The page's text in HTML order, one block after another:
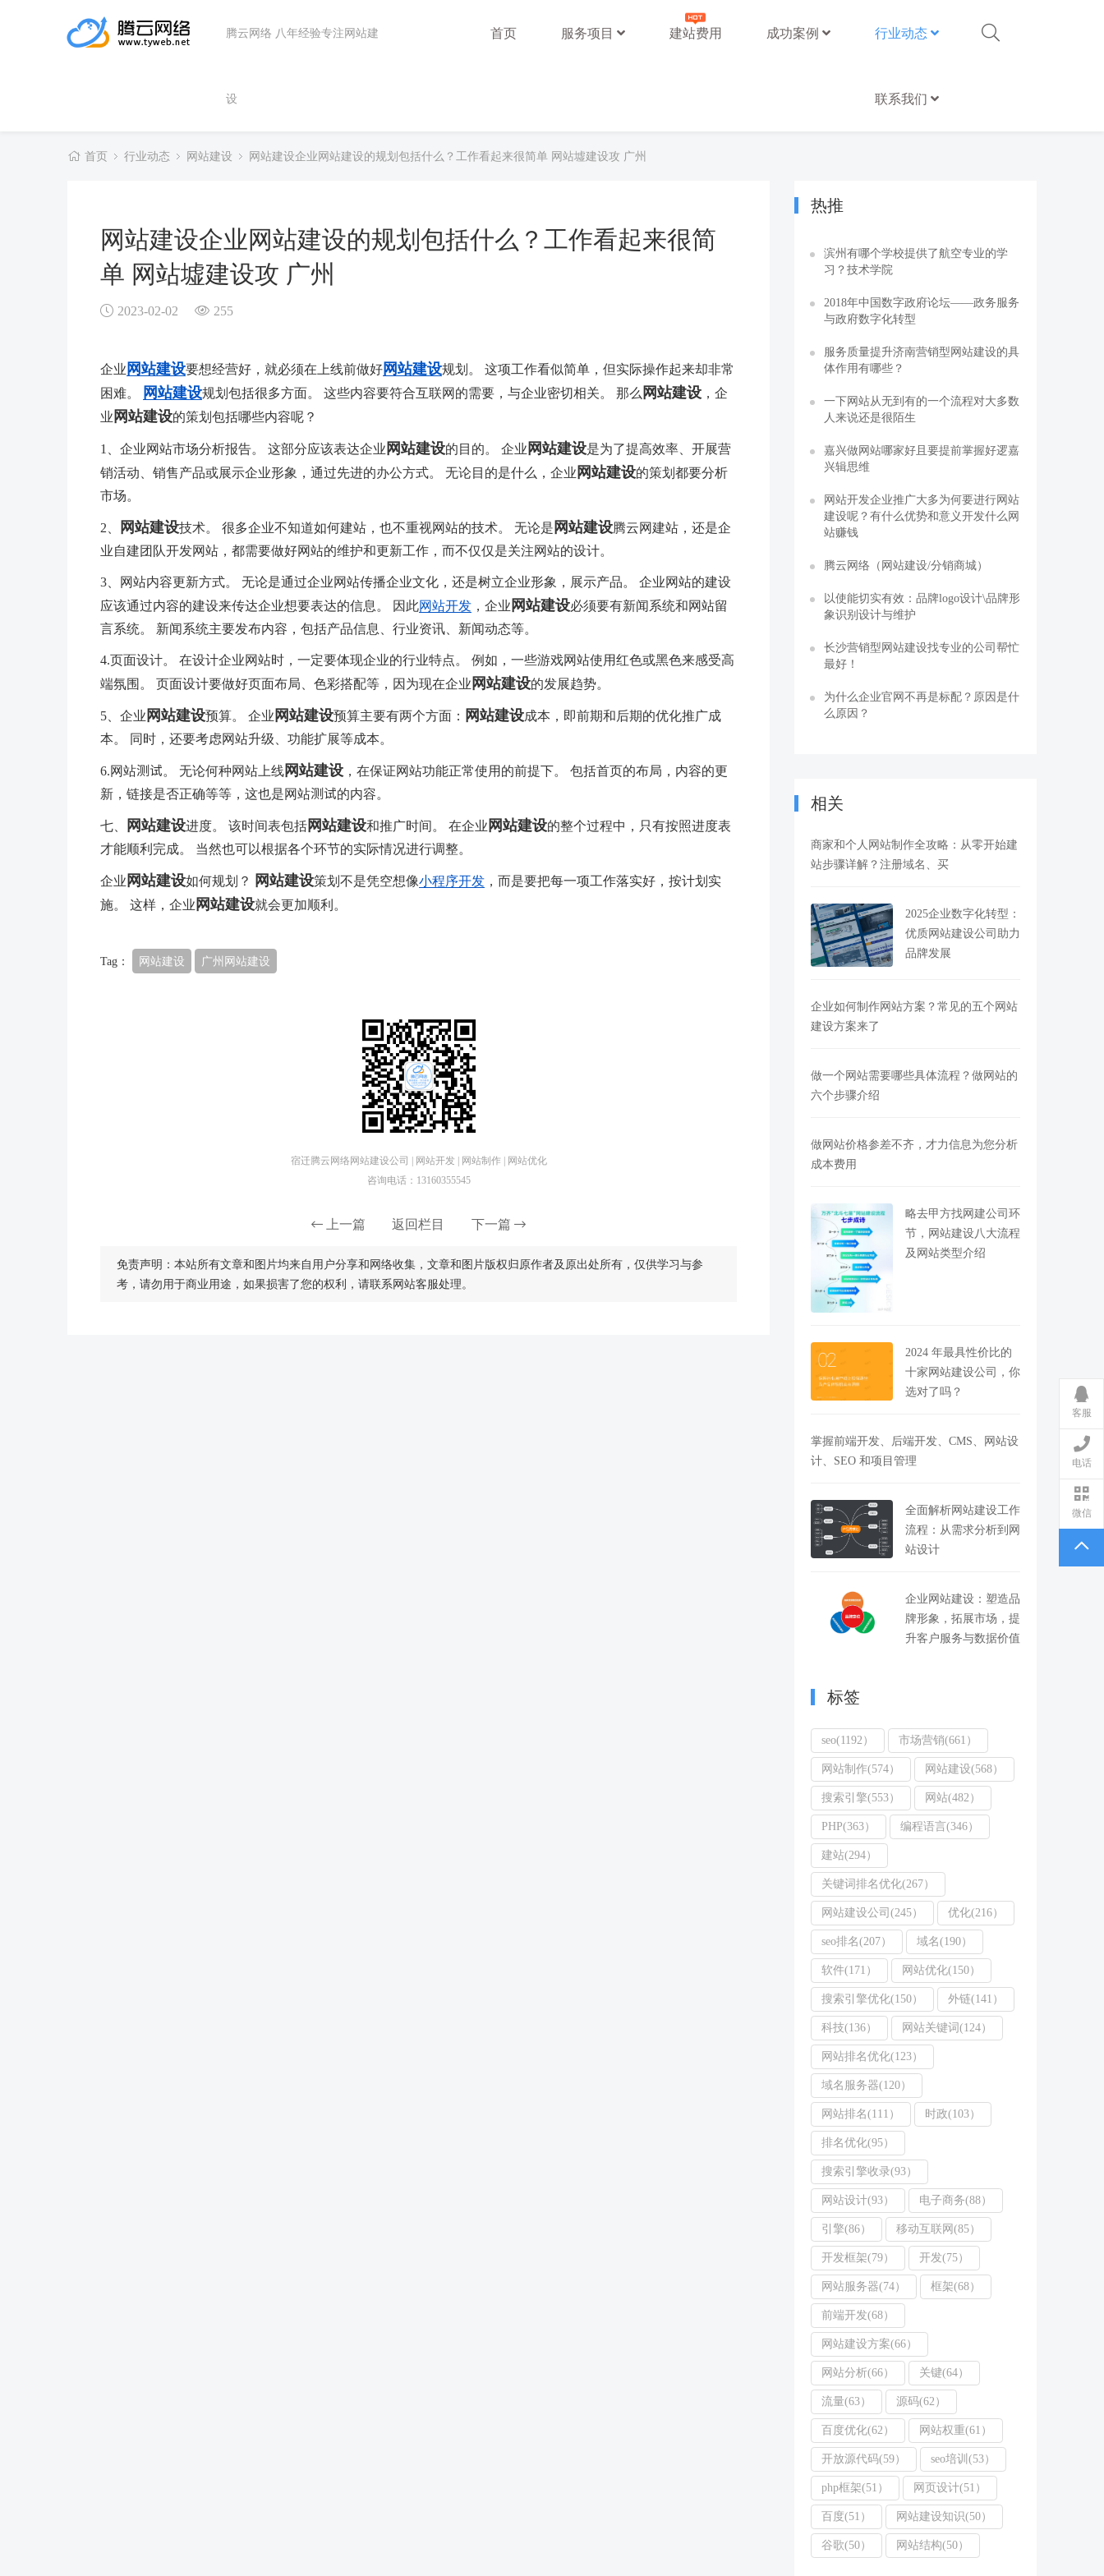
腾云网络 八年经验专注网站建
设
首页 服务项目 建站费用 成功案例 行业动态
联系我们
首页 行业动态 网站建设 网站建设企业网站建设的规划包括什么？工作看起来很简单 网站墟建设攻 广州
网站建设企业网站建设的规划包括什么？工作看起来很简
单 网站墟建设攻 广州
2023-02-02 255
企业 网站建设要想经营好，就必须在上线前做好网站建设规划。 这项工作看似简单，但实际操作起来却非常
困难。
网站建设规划包括很多方面。 这些内容要符合互联网的需要，与企业密切相关。 那么 网站建设 ，企
业 网站建设的策划包括哪些内容呢？
1、企业网站市场分析报告。 这部分应该表达企业 网站建设的目的。 企业 网站建设是为了提高效率、开展营
销活动、销售产品或展示企业形象，通过先进的办公方式。 无论目的是什么，企业 网站建设的策划都要分析
市场。
2、 网站建设技术。 很多企业不知道如何建站，也不重视网站的技术。 无论是 网站建设腾云网建站，还是企
业自建团队开发网站，都需要做好网站的维护和更新工作，而不仅仅是关注网站的设计。
3、网站内容更新方式。 无论是通过企业网站传播企业文化，还是树立企业形象，展示产品。 企业网站的建设
应该通过内容的建设来传达企业想要表达的信息。 因此网站开发 ，企业 网站建设必须要有新闻系统和网站留
言系统。 新闻系统主要发布内容，包括产品信息、行业资讯、新闻动态等。
4.页面设计。 在设计企业网站时，一定要体现企业的行业特点。 例如，一些游戏网站使用红色或黑色来感受高
端氛围。 页面设计要做好页面布局、色彩搭配等，因为现在企业 网站建设的发展趋势。
5、企业 网站建设预算。 企业 网站建设预算主要有两个方面： 网站建设成本，即前期和后期的优化推广成
本。 同时，还要考虑网站升级、功能扩展等成本。
6.网站测试。 无论何种网站上线 网站建设 ，在保证网站功能正常使用的前提下。 包括首页的布局，内容的更
新，链接是否正确等等，这也是网站测试的内容。
七、 网站建设进度。 该时间表包括网站建设和推广时间。 在企业 网站建设的整个过程中，只有按照进度表
才能顺利完成。 当然也可以根据各个环节的实际情况进行调整。
企业 网站建设如何规划？ 网站建设策划不是凭空想像小程序开发 ，而是要把每一项工作落实好，按计划实
施。 这样，企业 网站建设就会更加顺利。
Tag： 网站建设 广州网站建设
宿迁腾云网络网站建设公司 | 网站开发 | 网站制作 | 网站优化
咨询电话：13160355545
上一篇 返回栏目 下一篇
免责声明：本站所有文章和图片均来自用户分享和网络收集，文章和图片版权归原作者及原出处所有，仅供学习与参
考，请勿用于商业用途，如果损害了您的权利，请联系网站客服处理。
热推
滨州有哪个学校提供了航空专业的学
习？技术学院
2018年中国数字政府论坛——政务服务
与政府数字化转型
服务质量提升济南营销型网站建设的具
体作用有哪些？
一下网站从无到有的一个流程对大多数
人来说还是很陌生
嘉兴做网站哪家好且要提前掌握好逻嘉
兴辑思维
网站开发企业推广大多为何要进行网站
建设呢？有什么优势和意义开发什么网
站赚钱
腾云网络（网站建设/分销商城）
以使能切实有效：品牌logo设计\品牌形
象识别设计与维护
长沙营销型网站建设找专业的公司帮忙
最好！
为什么企业官网不再是标配？原因是什
么原因？
相关
商家和个人网站制作全攻略：从零开始建
站步骤详解？注册域名、买
2025企业数字化转型：
优质网站建设公司助力
品牌发展
企业如何制作网站方案？常见的五个网站
建设方案来了
做一个网站需要哪些具体流程？做网站的
六个步骤介绍
做网站价格参差不齐，才力信息为您分析
成本费用
略去甲方找网建公司环
节，网站建设八大流程
及网站类型介绍
2024 年最具性价比的
十家网站建设公司，你
选对了吗？
掌握前端开发、后端开发、CMS、网站设
计、SEO 和项目管理
全面解析网站建设工作
流程：从需求分析到网
站设计
企业网站建设：塑造品
牌形象，拓展市场，提
升客户服务与数据价值
标签
seo(1192） 市场营销(661）
网站制作(574） 网站建设(568）
搜索引擎(553） 网站(482）
PHP(363） 编程语言(346）
建站(294）
关键词排名优化(267）
网站建设公司(245） 优化(216）
seo排名(207） 域名(190）
软件(171） 网站优化(150）
搜索引擎优化(150） 外链(141）
科技(136） 网站关键词(124）
网站排名优化(123）
域名服务器(120）
网站排名(111） 时政(103）
排名优化(95）
搜索引擎收录(93）
网站设计(93） 电子商务(88）
引擎(86） 移动互联网(85）
开发框架(79） 开发(75）
网站服务器(74） 框架(68）
前端开发(68）
网站建设方案(66）
网站分析(66） 关键(64）
流量(63） 源码(62）
百度优化(62） 网站权重(61）
开放源代码(59） seo培训(53）
php框架(51） 网页设计(51）
百度(51） 网站建设知识(50）
谷歌(50） 网站结构(50）
客服
电话
微信